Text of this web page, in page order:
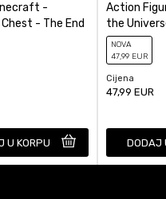
-
- The End
U KORPU
Action
the
Chronicles -
NOVA
47,99 EUR
Cijena
47,99 EUR
DODAJ